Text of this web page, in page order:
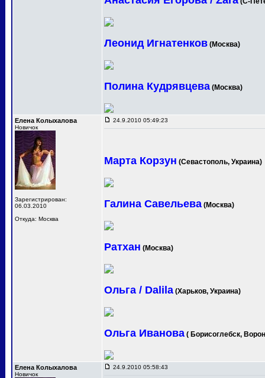
Леонид Игнатенков (Москва)
Полина Кудрявцева (Москва)
Елена Колыхалова
Новичок
Зарегистрирован:
06.03.2010
Откуда: Москва
24.9.2010 05:49:23
Марта Корзун (Севастополь, Украина)
Галина Савельева (Москва)
Ратхан (Москва)
Ольга / Dalila (Харьков, Украина)
Ольга Иванова ( Борисоглебск,
Елена Колыхалова
Новичок
24.9.2010 05:58:43